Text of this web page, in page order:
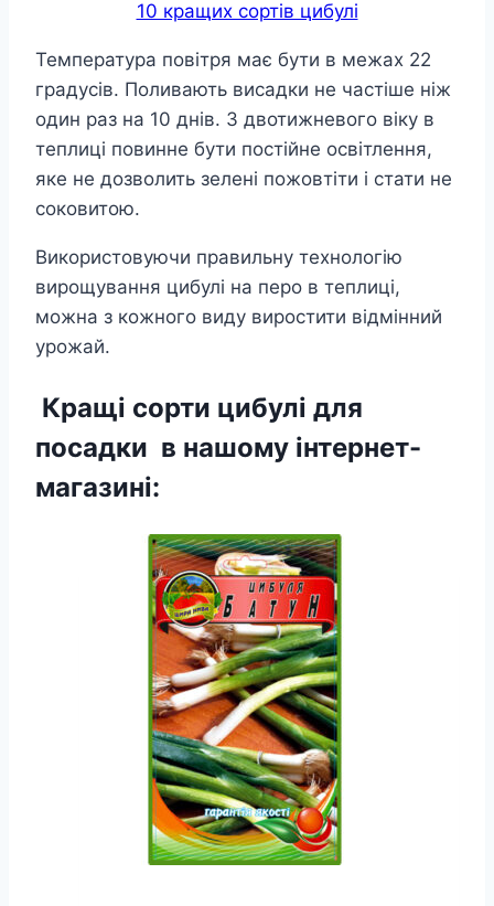
10 кращих сортів цибулі
Температура повітря має бути в межах 22
градусів. Поливають висадки не частіше ніж
один раз на 10 днів. З двотижневого віку в
теплиці повинне бути постійне освітлення,
яке не дозволить зелені пожовтіти і стати не
соковитою.
Використовуючи правильну технологію
вирощування цибулі на перо в теплиці,
можна з кожного виду виростити відмінний
урожай.
Кращі сорти цибулі для
посадки в нашому інтернет-
магазині: